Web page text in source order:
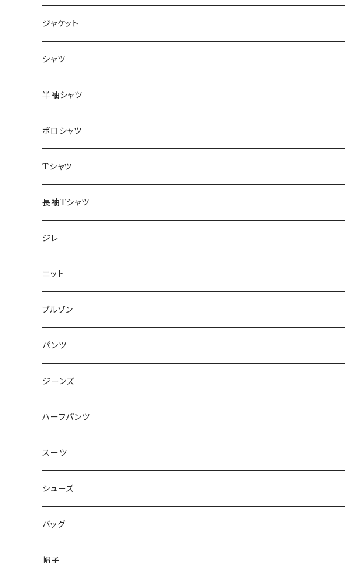
ジャケット
～44/S
46/M
48/L
50/XL～
シャツ
～44/S
46/M
48/L
50/XL～
半袖シャツ
～44/S
46/M
48/L
50/XL～
ポロシャツ
～44/S
46/M
48/L
50/XL～
Tシャツ
～44/S
46/M
48/L
50/XL～
長袖Tシャツ
～44/S
46/M
48/L
50/XL～
ジレ
～44/S
46/M
48/L
50/XL～
ニット
～44/S
46/M
48/L
50/XL～
ブルゾン
～44/S
46/M
48/L
50/XL～
パンツ
～44/S
46/M
48/L
50/XL～
ジーンズ
～44/S
46/M
48/L
50/XL～
ハーフパンツ
～44/S
46/M
48/L
50/XL～
スーツ
～44/S
46/M
48/L
シューズ
～25.5cm
26cm～
バッグ
帽子